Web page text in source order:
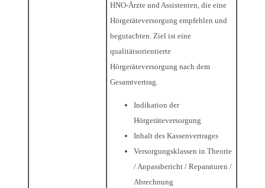
HNO-Ärzte und Assistenten, die eine
Hörgeräteversorgung empfehlen und
begutachten. Ziel ist eine
qualitätsorientierte
Hörgeräteversorgung nach dem
Gesamtvertrag.
Indikation der
Hörgeräteversorgung
Inhalt des Kassenvertrages
Versorgungsklassen in Theorie
/ Anpassbericht / Reparaturen /
Abrechnung